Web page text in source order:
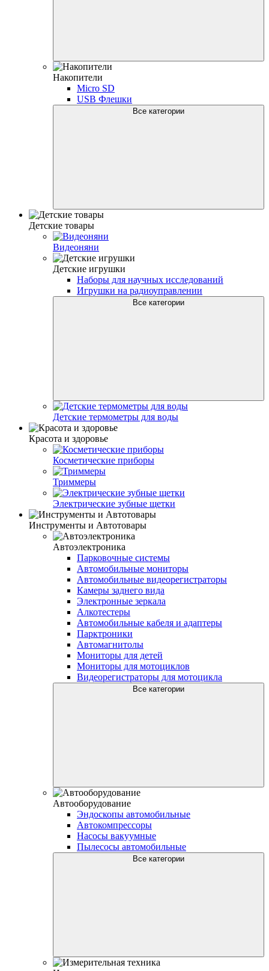
Накопители
Micro SD
USB Флешки
Все категории
Детские товары
Видеоняни
Детские игрушки
Наборы для научных исследований
Игрушки на радиоуправлении
Все категории
Детские термометры для воды
Красота и здоровье
Косметические приборы
Триммеры
Электрические зубные щетки
Инструменты и Автотовары
Автоэлектроника
Парковочные системы
Автомобильные мониторы
Автомобильные видеорегистраторы
Камеры заднего вида
Электронные зеркала
Алкотестеры
Автомобильные кабеля и адаптеры
Парктроники
Автомагнитолы
Мониторы для детей
Мониторы для мотоциклов
Видеорегистраторы для мотоцикла
Все категории
Автооборудование
Эндоскопы автомобильные
Автокомпрессоры
Насосы вакуумные
Пылесосы автомобильные
Все категории